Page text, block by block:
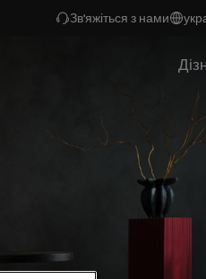
Зв'яжіться з нами